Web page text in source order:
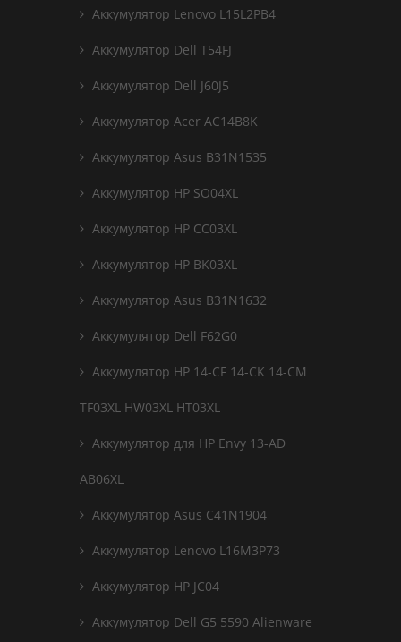
Аккумулятор Lenovo L15L2PB4
Аккумулятор Dell T54FJ
Аккумулятор Dell J60J5
Аккумулятор Acer AC14B8K
Аккумулятор Asus B31N1535
Аккумулятор HP SO04XL
Аккумулятор HP CC03XL
Аккумулятор HP BK03XL
Аккумулятор Asus B31N1632
Аккумулятор Dell F62G0
Аккумулятор HP 14-CF 14-CK 14-CM
TF03XL HW03XL HT03XL
Аккумулятор для HP Envy 13-AD
AB06XL
Аккумулятор Asus C41N1904
Аккумулятор Lenovo L16M3P73
Аккумулятор HP JC04
Аккумулятор Dell G5 5590 Alienware